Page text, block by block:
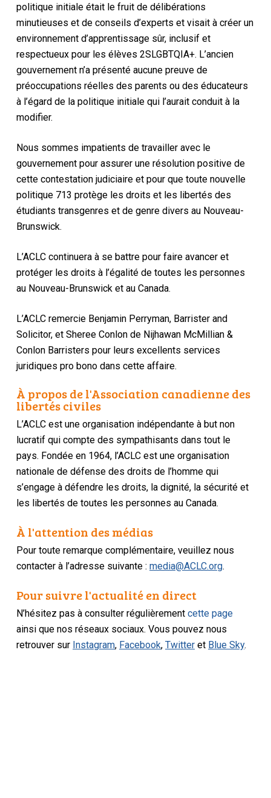
politique initiale était le fruit de délibérations
minutieuses et de conseils d’experts et visait à créer un
environnement d’apprentissage sûr, inclusif et
respectueux pour les élèves 2SLGBTQIA+. L’ancien
gouvernement n’a présenté aucune preuve de
préoccupations réelles des parents ou des éducateurs
à l’égard de la politique initiale qui l’aurait conduit à la
modifier.
Nous sommes impatients de travailler avec le
gouvernement pour assurer une résolution positive de
cette contestation judiciaire et pour que toute nouvelle
politique 713 protège les droits et les libertés des
étudiants transgenres et de genre divers au Nouveau-
Brunswick.
L’ACLC continuera à se battre pour faire avancer et
protéger les droits à l’égalité de toutes les personnes
au Nouveau-Brunswick et au Canada.
L’ACLC remercie Benjamin Perryman, Barrister and
Solicitor, et Sheree Conlon de Nijhawan McMillian &
Conlon Barristers pour leurs excellents services
juridiques pro bono dans cette affaire.
À propos de l'Association canadienne des
libertés civiles
L’ACLC est une organisation indépendante à but non
lucratif qui compte des sympathisants dans tout le
pays. Fondée en 1964, l’ACLC est une organisation
nationale de défense des droits de l’homme qui
s’engage à défendre les droits, la dignité, la sécurité et
les libertés de toutes les personnes au Canada.
À l'attention des médias
Pour toute remarque complémentaire, veuillez nous
contacter à l’adresse suivante :media@ACLC.org.
Pour suivre l'actualité en direct
N’hésitez pas à consulter régulièrementcette page
ainsi que nos réseaux sociaux. Vous pouvez nous
retrouver sur Instagram, Facebook,Twitter et Blue Sky.